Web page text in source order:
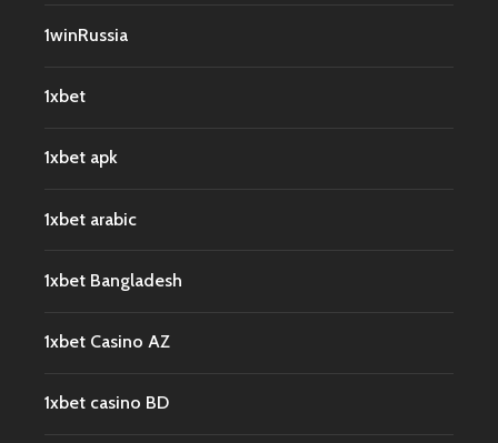
1winRussia
1xbet
1xbet apk
1xbet arabic
1xbet Bangladesh
1xbet Casino AZ
1xbet casino BD